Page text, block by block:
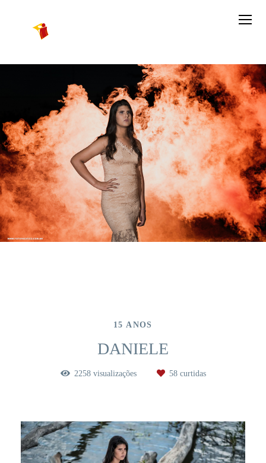
15 ANOS
DANIELE
2258visualizações 58curtidas